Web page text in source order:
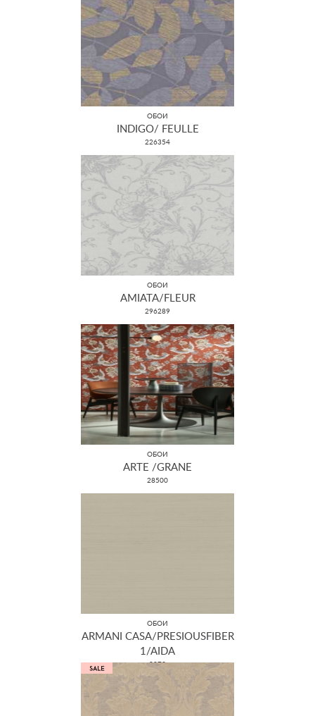
ОБОИ
INDIGO/ FEULLE
226354
ОБОИ
AMIATA/FLEUR
296289
ОБОИ
ARTE /GRANE
28500
ОБОИ
ARMANI CASA/PRESIOUSFIBER
1/AIDA
9073